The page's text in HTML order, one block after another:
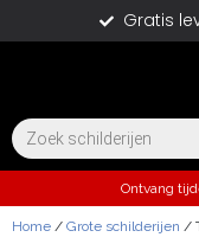
Gratis
Ontvang
Home / Grote schilderijen /